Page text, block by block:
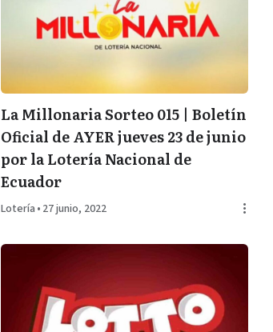
La Millonaria Sorteo 015 | Boletín
Oficial de AYER jueves 23 de junio
por la Lotería Nacional de
Ecuador
Lotería • 27 junio, 2022